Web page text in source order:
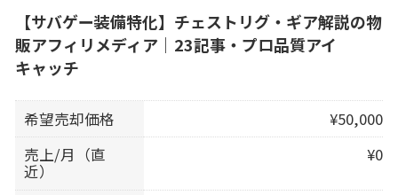
【サバゲー装備特化】チェストリグ・ギア解説の物
販アフィリメディア｜23記事・プロ品質アイ
キャッチ
希望売却価格
¥50,000
売上/月（直
近）
¥0